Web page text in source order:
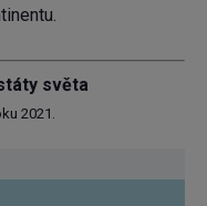
světa
2021.